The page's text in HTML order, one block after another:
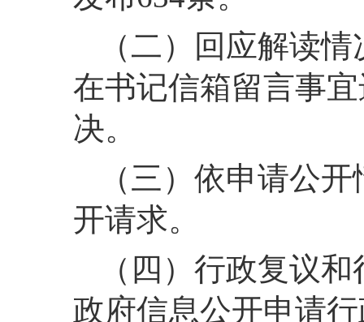
（二）回应解读情
在书记信箱留言事
决。
（三）依申请公
开请求。
（四）行政复议
政府信息公开申请